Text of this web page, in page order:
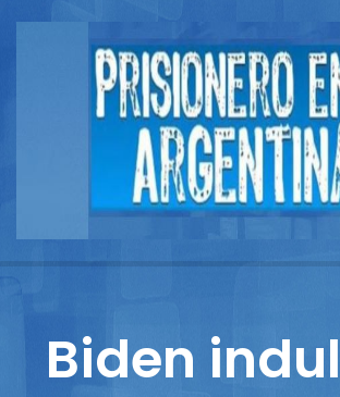
Buscador
Documentos
Reportajes
Biden